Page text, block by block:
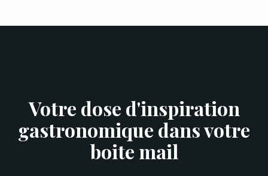
Votre dose d'inspiration
gastronomique dans votre
boite mail